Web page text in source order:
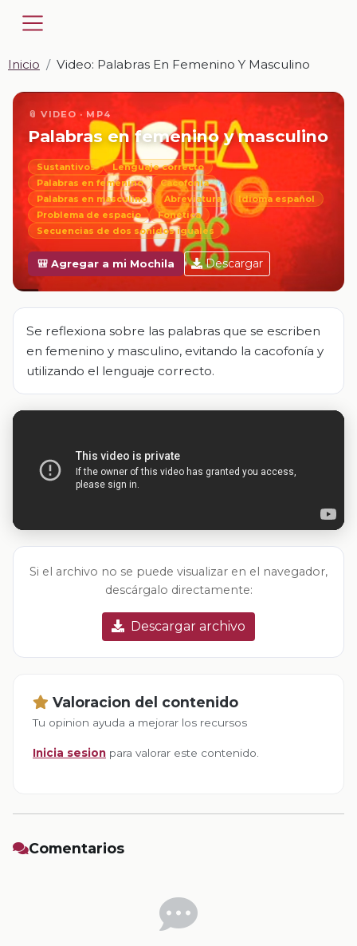
Inicio Video: Palabras En Femenino Y Masculino
📎 VIDEO · MP4
Palabras en femenino y masculino
Sustantivos
Lenguaje correcto
Palabras en femenino
Cacofonía
Palabras en masculino
Abreviatura
Idioma español
Problema de espacio
Fonética
Secuencias de dos sonidos iguales
🎒 Agregar a mi Mochila Descargar
Se reflexiona sobre las palabras que se escriben
en femenino y masculino, evitando la cacofonía y
utilizando el lenguaje correcto.
Si el archivo no se puede visualizar en el navegador,
descárgalo directamente:
Descargar archivo
Valoracion del contenido
Tu opinion ayuda a mejorar los recursos
Inicia sesion para valorar este contenido.
Comentarios